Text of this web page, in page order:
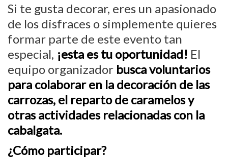
Si te gusta decorar, eres un apasionado
de los disfraces o simplemente quieres
formar parte de este evento tan
especial, ¡esta es tu oportunidad! El
equipo organizador busca voluntarios
para colaborar en la decoración de las
carrozas, el reparto de caramelos y
otras actividades relacionadas con la
cabalgata.
¿Cómo participar?